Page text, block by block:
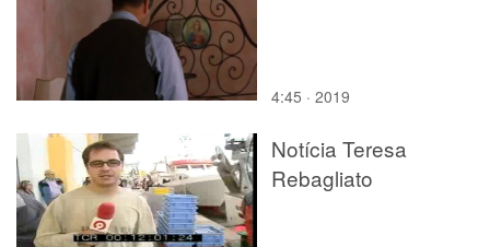
4:45 · 2019
Notícia Teresa
Rebagliato